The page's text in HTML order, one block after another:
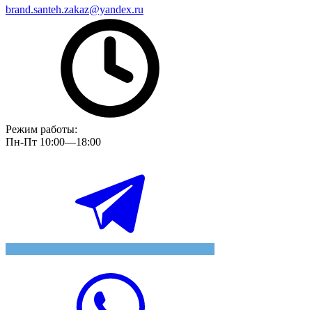
brand.santeh.zakaz@yandex.ru
Режим работы:
Пн-Пт 10:00—18:00